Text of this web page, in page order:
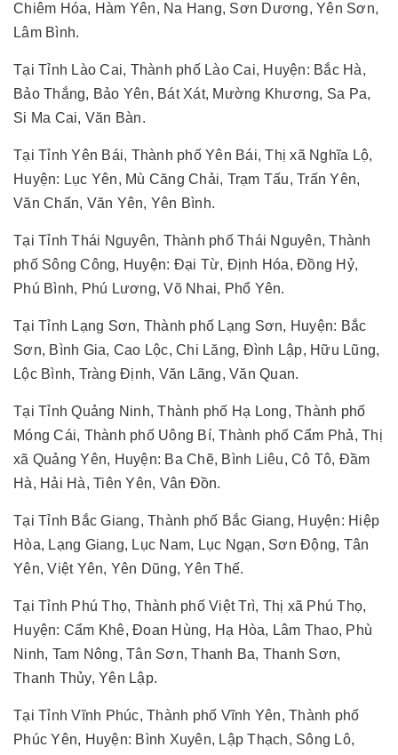
Chiêm Hóa, Hàm Yên, Na Hang, Sơn Dương, Yên Sơn,
Lâm Bình.
Tại Tỉnh Lào Cai, Thành phố Lào Cai, Huyện: Bắc Hà,
Bảo Thắng, Bảo Yên, Bát Xát, Mường Khương, Sa Pa,
Si Ma Cai, Văn Bàn.
Tại Tỉnh Yên Bái, Thành phố Yên Bái, Thị xã Nghĩa Lộ,
Huyện: Lục Yên, Mù Căng Chải, Trạm Tấu, Trấn Yên,
Văn Chấn, Văn Yên, Yên Bình.
Tại Tỉnh Thái Nguyên, Thành phố Thái Nguyên, Thành
phố Sông Công, Huyện: Đại Từ, Định Hóa, Đồng Hỷ,
Phú Bình, Phú Lương, Võ Nhai, Phổ Yên.
Tại Tỉnh Lạng Sơn, Thành phố Lạng Sơn, Huyện: Bắc
Sơn, Bình Gia, Cao Lộc, Chi Lăng, Đình Lập, Hữu Lũng,
Lộc Bình, Tràng Định, Văn Lãng, Văn Quan.
Tại Tỉnh Quảng Ninh, Thành phố Hạ Long, Thành phố
Móng Cái, Thành phố Uông Bí, Thành phố Cẩm Phả, Thị
xã Quảng Yên, Huyện: Ba Chẽ, Bình Liêu, Cô Tô, Đầm
Hà, Hải Hà, Tiên Yên, Vân Đồn.
Tại Tỉnh Bắc Giang, Thành phố Bắc Giang, Huyện: Hiệp
Hòa, Lạng Giang, Lục Nam, Lục Ngạn, Sơn Động, Tân
Yên, Việt Yên, Yên Dũng, Yên Thế.
Tại Tỉnh Phú Thọ, Thành phố Việt Trì, Thị xã Phú Thọ,
Huyện: Cẩm Khê, Đoan Hùng, Hạ Hòa, Lâm Thao, Phù
Ninh, Tam Nông, Tân Sơn, Thanh Ba, Thanh Sơn,
Thanh Thủy, Yên Lập.
Tại Tỉnh Vĩnh Phúc, Thành phố Vĩnh Yên, Thành phố
Phúc Yên, Huyện: Bình Xuyên, Lập Thạch, Sông Lô,